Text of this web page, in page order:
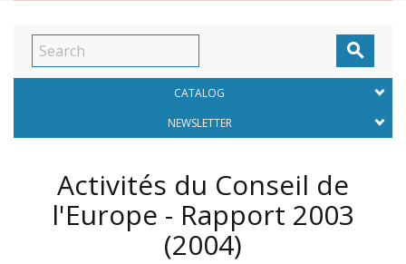

CATALOG
NEWSLETTER
Activités du Conseil de
l'Europe - Rapport 2003
(2004)